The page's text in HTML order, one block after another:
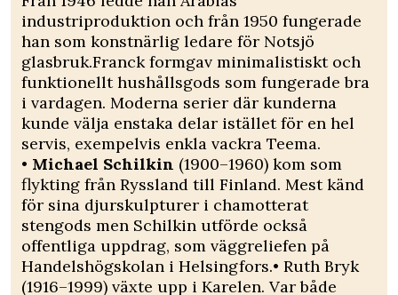
industriproduktion och från 1950 fungerade
han som konstnärlig ledare för Notsjö
glasbruk.Franck formgav minimalistiskt och
funktionellt hushållsgods som fungerade bra
i vardagen. Moderna serier där kunderna
kunde välja enstaka delar istället för en hel
servis, exempelvis enkla vackra Teema.
• Michael Schilkin (1900–1960) kom som
flykting från Ryssland till Finland. Mest känd
för sina djurskulpturer i chamotterat
stengods men Schilkin utförde också
offentliga uppdrag, som väggreliefen på
Handelshögskolan i Helsingfors.• Ruth Bryk
(1916–1999) växte upp i Karelen. Var både